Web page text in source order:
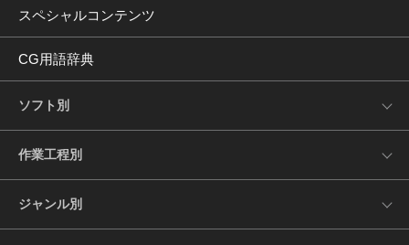
スペシャルコンテンツ
CG用語辞典
ソフト別
作業工程別
ジャンル別